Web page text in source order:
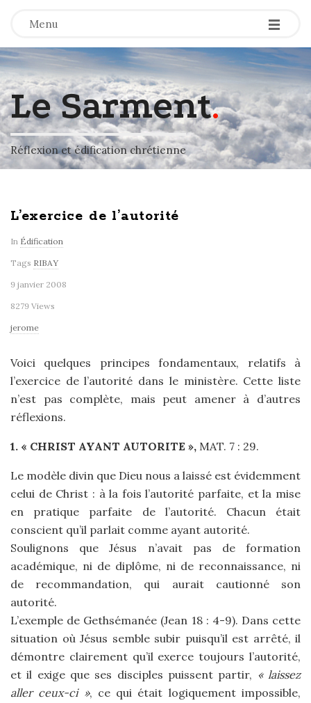
Menu -
-
-
Le Sarment.
Réflexion et édification chrétienne
L’exercice de l’autorité
In Édification
Tags RIBAY
9 janvier 2008
8279 Views
jerome
Voici quelques principes fondamentaux, relatifs à
l’exercice de l’autorité dans le ministère. Cette liste
n’est pas complète, mais peut amener à d’autres
réflexions.
1. « CHRIST AYANT AUTORITE », MAT. 7 : 29.
Le modèle divin que Dieu nous a laissé est évidemment
celui de Christ : à la fois l’autorité parfaite, et la mise
en pratique parfaite de l’autorité. Chacun était
conscient qu’il parlait comme ayant autorité.
Soulignons que Jésus n’avait pas de formation
académique, ni de diplôme, ni de reconnaissance, ni
de recommandation, qui aurait cautionné son
autorité.
L’exemple de Gethsémanée (Jean 18 : 4-9). Dans cette
situation où Jésus semble subir puisqu’il est arrêté, il
démontre clairement qu’il exerce toujours l’autorité,
et il exige que ses disciples puissent partir, « laissez
aller ceux-ci », ce qui était logiquement impossible,